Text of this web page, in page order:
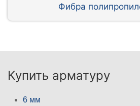
Фибра
Купить арматуру
6 мм